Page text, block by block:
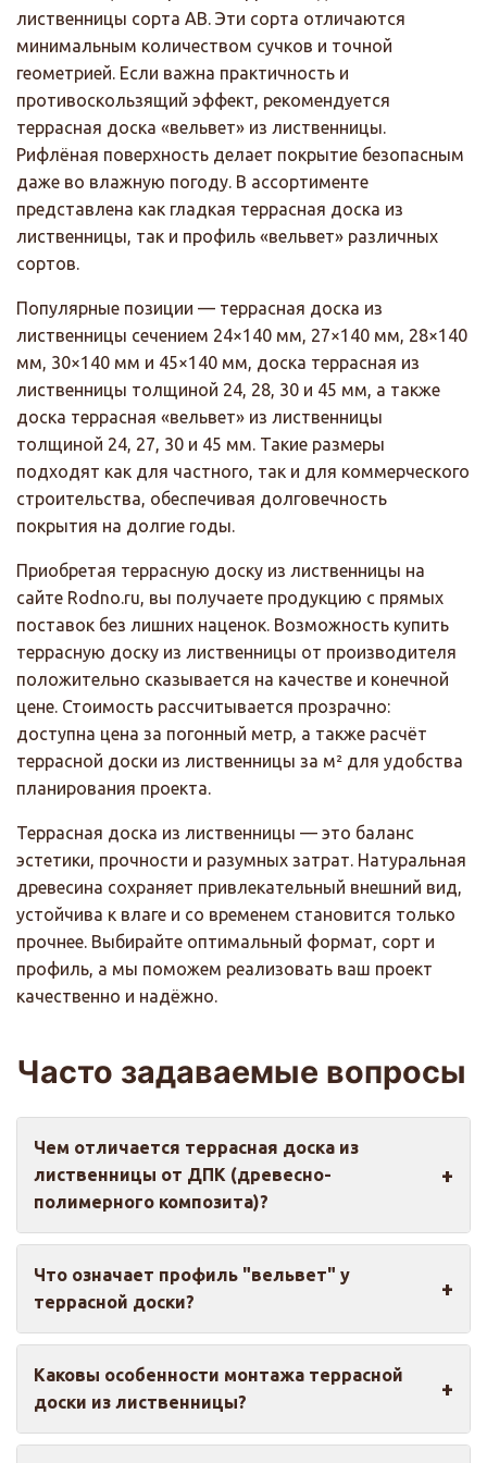
лиственницы сорта АВ. Эти сорта отличаются
минимальным количеством сучков и точной
геометрией. Если важна практичность и
противоскользящий эффект, рекомендуется
террасная доска «вельвет» из лиственницы.
Рифлёная поверхность делает покрытие безопасным
даже во влажную погоду. В ассортименте
представлена как гладкая террасная доска из
лиственницы, так и профиль «вельвет» различных
сортов.
Популярные позиции — террасная доска из
лиственницы сечением 24×140 мм, 27×140 мм, 28×140
мм, 30×140 мм и 45×140 мм, доска террасная из
лиственницы толщиной 24, 28, 30 и 45 мм, а также
доска террасная «вельвет» из лиственницы
толщиной 24, 27, 30 и 45 мм. Такие размеры
подходят как для частного, так и для коммерческого
строительства, обеспечивая долговечность
покрытия на долгие годы.
Приобретая террасную доску из лиственницы на
сайте Rodno.ru, вы получаете продукцию с прямых
поставок без лишних наценок. Возможность купить
террасную доску из лиственницы от производителя
положительно сказывается на качестве и конечной
цене. Стоимость рассчитывается прозрачно:
доступна цена за погонный метр, а также расчёт
террасной доски из лиственницы за м² для удобства
планирования проекта.
Террасная доска из лиственницы — это баланс
эстетики, прочности и разумных затрат. Натуральная
древесина сохраняет привлекательный внешний вид,
устойчива к влаге и со временем становится только
прочнее. Выбирайте оптимальный формат, сорт и
профиль, а мы поможем реализовать ваш проект
качественно и надёжно.
Часто задаваемые вопросы
Чем отличается террасная доска из
лиственницы от ДПК (древесно-
полимерного композита)?
натуральный материал с уникальной текстурой,
содержащий природные антибактериальные
вещества, устойчивый к гниению и способный
служить десятилетиями при правильном уходе.
ДПК — это композитный материал, сочетающий
Что означает профиль "вельвет" у
террасной доски?
Профиль "вельвет" — это специальная
мелкозернистая рифленая текстура лицевой
стороны доски, которая обеспечивает
противоскользящие свойства даже при
Каковы особенности монтажа террасной
доски из лиственницы?